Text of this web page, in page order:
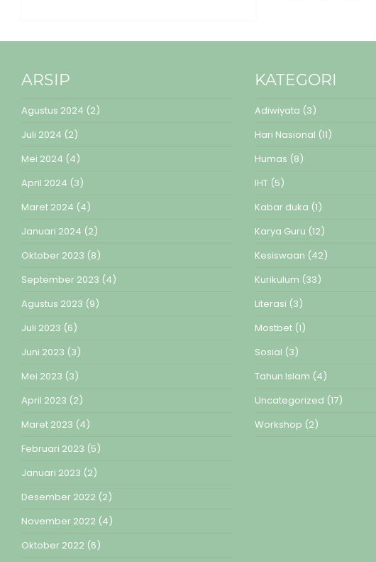
ARSIP
Agustus 2024 (2)
Juli 2024 (2)
Mei 2024 (4)
April 2024 (3)
Maret 2024 (4)
Januari 2024 (2)
Oktober 2023 (8)
September 2023 (4)
Agustus 2023 (9)
Juli 2023 (6)
Juni 2023 (3)
Mei 2023 (3)
April 2023 (2)
Maret 2023 (4)
Februari 2023 (5)
Januari 2023 (2)
Desember 2022 (2)
November 2022 (4)
Oktober 2022 (6)
KATEGORI
Adiwiyata (3)
Hari Nasional (11)
Humas (8)
IHT(5)
Kabar duka (1)
Karya Guru (12)
Kesiswaan (42)
Kurikulum (33)
Literasi (3)
Mostbet(1)
Sosial (3)
Tahun Islam (4)
Uncategorized (17)
Workshop (2)